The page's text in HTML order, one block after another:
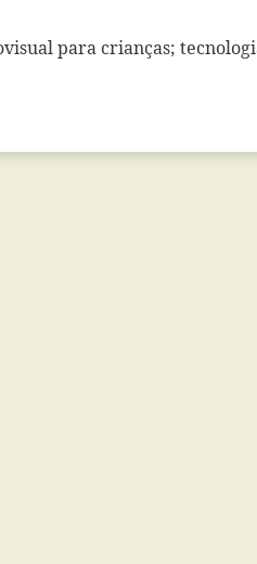
para crianças;